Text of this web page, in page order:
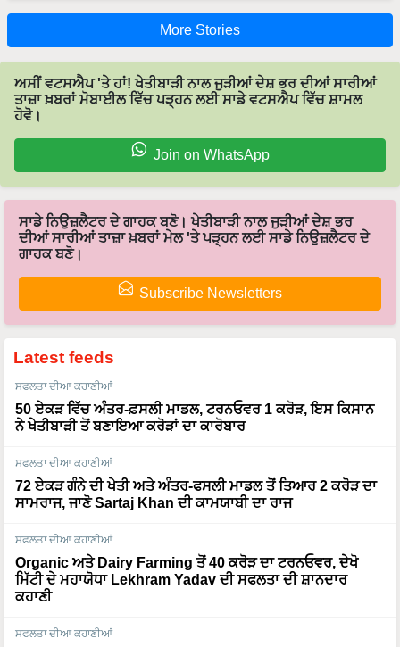
More Stories
ਅਸੀਂ ਵਟਸਐਪ 'ਤੇ ਹਾਂ! ਖੇਤੀਬਾੜੀ ਨਾਲ ਜੁੜੀਆਂ ਦੇਸ਼ ਭਰ ਦੀਆਂ ਸਾਰੀਆਂ
ਤਾਜ਼ਾ ਖ਼ਬਰਾਂ ਮੋਬਾਈਲ ਵਿੱਚ ਪੜ੍ਹਨ ਲਈ ਸਾਡੇ ਵਟਸਐਪ ਵਿੱਚ ਸ਼ਾਮਲ
ਹੋਵੋ।
Join on WhatsApp
ਸਾਡੇ ਨਿਉਜ਼ਲੈਟਰ ਦੇ ਗਾਹਕ ਬਣੋ। ਖੇਤੀਬਾੜੀ ਨਾਲ ਜੁੜੀਆਂ ਦੇਸ਼ ਭਰ
ਦੀਆਂ ਸਾਰੀਆਂ ਤਾਜ਼ਾ ਖ਼ਬਰਾਂ ਮੇਲ 'ਤੇ ਪੜ੍ਹਨ ਲਈ ਸਾਡੇ ਨਿਉਜ਼ਲੈਟਰ ਦੇ
ਗਾਹਕ ਬਣੋ।
Subscribe Newsletters
Latest feeds
ਸਫਲਤਾ ਦੀਆ ਕਹਾਣੀਆਂ
50 ਏਕੜ ਵਿੱਚ ਅੰਤਰ-ਫ਼ਸਲੀ ਮਾਡਲ, ਟਰਨਓਵਰ 1 ਕਰੋੜ, ਇਸ ਕਿਸਾਨ
ਨੇ ਖੇਤੀਬਾੜੀ ਤੋਂ ਬਣਾਇਆ ਕਰੋੜਾਂ ਦਾ ਕਾਰੋਬਾਰ
ਸਫਲਤਾ ਦੀਆ ਕਹਾਣੀਆਂ
72 ਏਕੜ ਗੰਨੇ ਦੀ ਖੇਤੀ ਅਤੇ ਅੰਤਰ-ਫਸਲੀ ਮਾਡਲ ਤੋਂ ਤਿਆਰ 2 ਕਰੋੜ ਦਾ
ਸਾਮਰਾਜ, ਜਾਣੋ Sartaj Khan ਦੀ ਕਾਮਯਾਬੀ ਦਾ ਰਾਜ
ਸਫਲਤਾ ਦੀਆ ਕਹਾਣੀਆਂ
Organic ਅਤੇ Dairy Farming ਤੋਂ 40 ਕਰੋੜ ਦਾ ਟਰਨਓਵਰ, ਦੇਖੋ
ਮਿੱਟੀ ਦੇ ਮਹਾਯੋਧਾ Lekhram Yadav ਦੀ ਸਫਲਤਾ ਦੀ ਸ਼ਾਨਦਾਰ
ਕਹਾਣੀ
ਸਫਲਤਾ ਦੀਆ ਕਹਾਣੀਆਂ